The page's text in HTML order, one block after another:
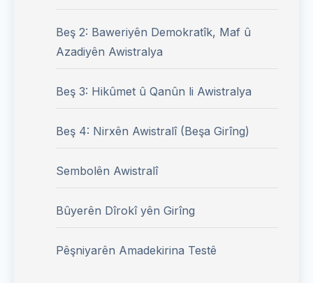
Beş 2: Baweriyên Demokratîk, Maf û
Azadiyên Awistralya
Beş 3: Hikûmet û Qanûn li Awistralya
Beş 4: Nirxên Awistralî (Beşa Girîng)
Sembolên Awistralî
Bûyerên Dîrokî yên Girîng
Pêşniyarên Amadekirina Testê